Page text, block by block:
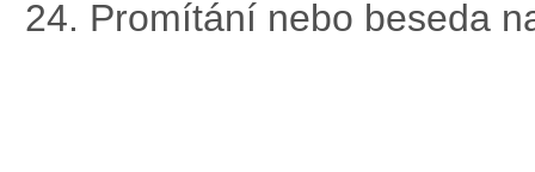
Promítání nebo beseda